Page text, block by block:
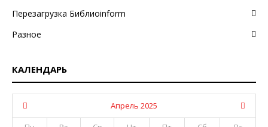
Перезагрузка Библиоinform
Разное
КАЛЕНДАРЬ
Апрель 2025